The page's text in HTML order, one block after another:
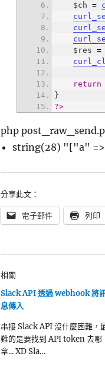
    $ch
=
    $res
=
return
?>
php
string(28) "["a"
分享此文：
電子郵件 列印
相關
Slack API 透過 webhook 將
息傳入
串接 Slack API 沒什麼困難，
難的是要找到 API token 去哪
拿... XD Sla…